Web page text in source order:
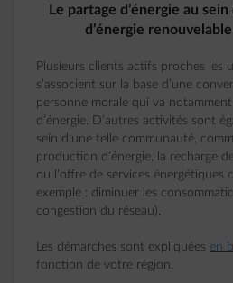
Le partage d’énergie au
d’énergie
Plusieurs clients actifs proches les
s’associent sur la base d’une
personne morale qui va
d’énergie. D’autres activités sont
sein d’une telle communauté,
production d’énergie, la recharge
ou l’offre de services énergétiques
exemple : diminuer les
congestion du réseau).
Les démarches sont expliquées en
fonction de votre région.